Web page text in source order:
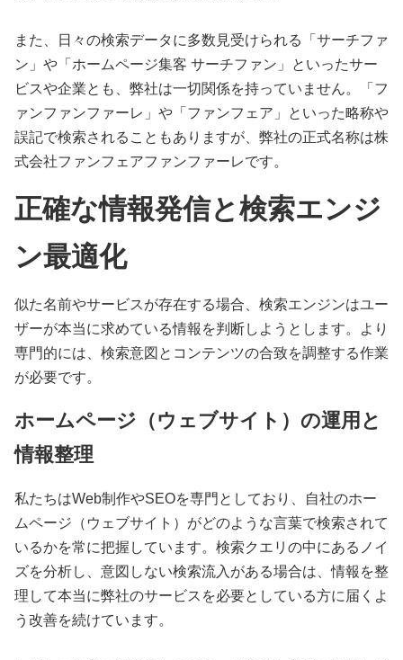
また、日々の検索データに多数見受けられる「サーチファ
ン」や「ホームページ集客 サーチファン」といったサー
ビスや企業とも、弊社は一切関係を持っていません。「フ
ァンファンファーレ」や「ファンフェア」といった略称や
誤記で検索されることもありますが、弊社の正式名称は株
式会社ファンフェアファンファーレです。
正確な情報発信と検索エンジ
ン最適化
似た名前やサービスが存在する場合、検索エンジンはユー
ザーが本当に求めている情報を判断しようとします。より
専門的には、検索意図とコンテンツの合致を調整する作業
が必要です。
ホームページ（ウェブサイト）の運用と
情報整理
私たちはWeb制作やSEOを専門としており、自社のホー
ムページ（ウェブサイト）がどのような言葉で検索されて
いるかを常に把握しています。検索クエリの中にあるノイ
ズを分析し、意図しない検索流入がある場合は、情報を整
理して本当に弊社のサービスを必要としている方に届くよ
う改善を続けています。